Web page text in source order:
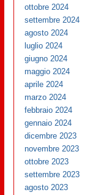
ottobre 2024
settembre 2024
agosto 2024
luglio 2024
giugno 2024
maggio 2024
aprile 2024
marzo 2024
febbraio 2024
gennaio 2024
dicembre 2023
novembre 2023
ottobre 2023
settembre 2023
agosto 2023